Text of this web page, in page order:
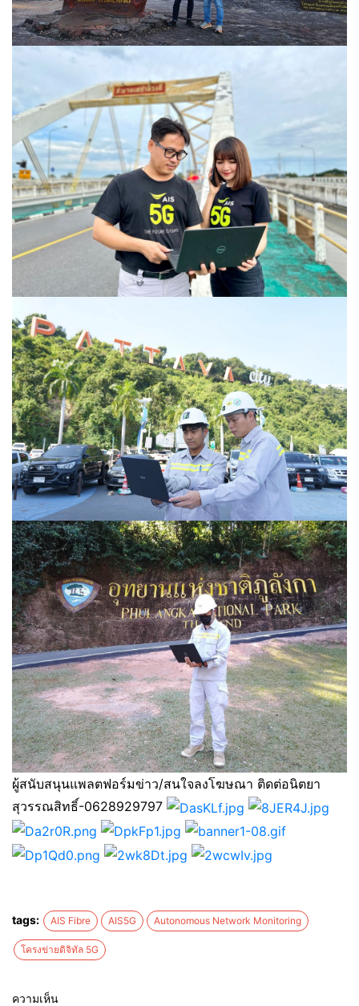
ผู้สนับสนุนแพลตฟอร์มข่าว/สนใจลงโฆษณา ติดต่อนิตยา
สุวรรณสิทธิ์-0628929797
tags: AIS Fibre AIS5G Autonomous Network Monitoring
โครงข่ายดิจิทัล 5G
ความเห็น